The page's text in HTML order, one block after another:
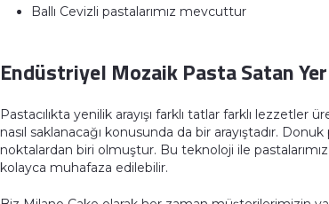
Ballı Cevizli pastalarımız mevcuttur
Endüstriyel Mozaik Pasta Satan
Pastacılıkta yenilik arayışı farklı tatlar farklı lezzetler
nasıl saklanacağı konusunda da bir arayıştadır.
noktalardan biri olmuştur. Bu teknoloji ile
kolayca muhafaza edilebilir.